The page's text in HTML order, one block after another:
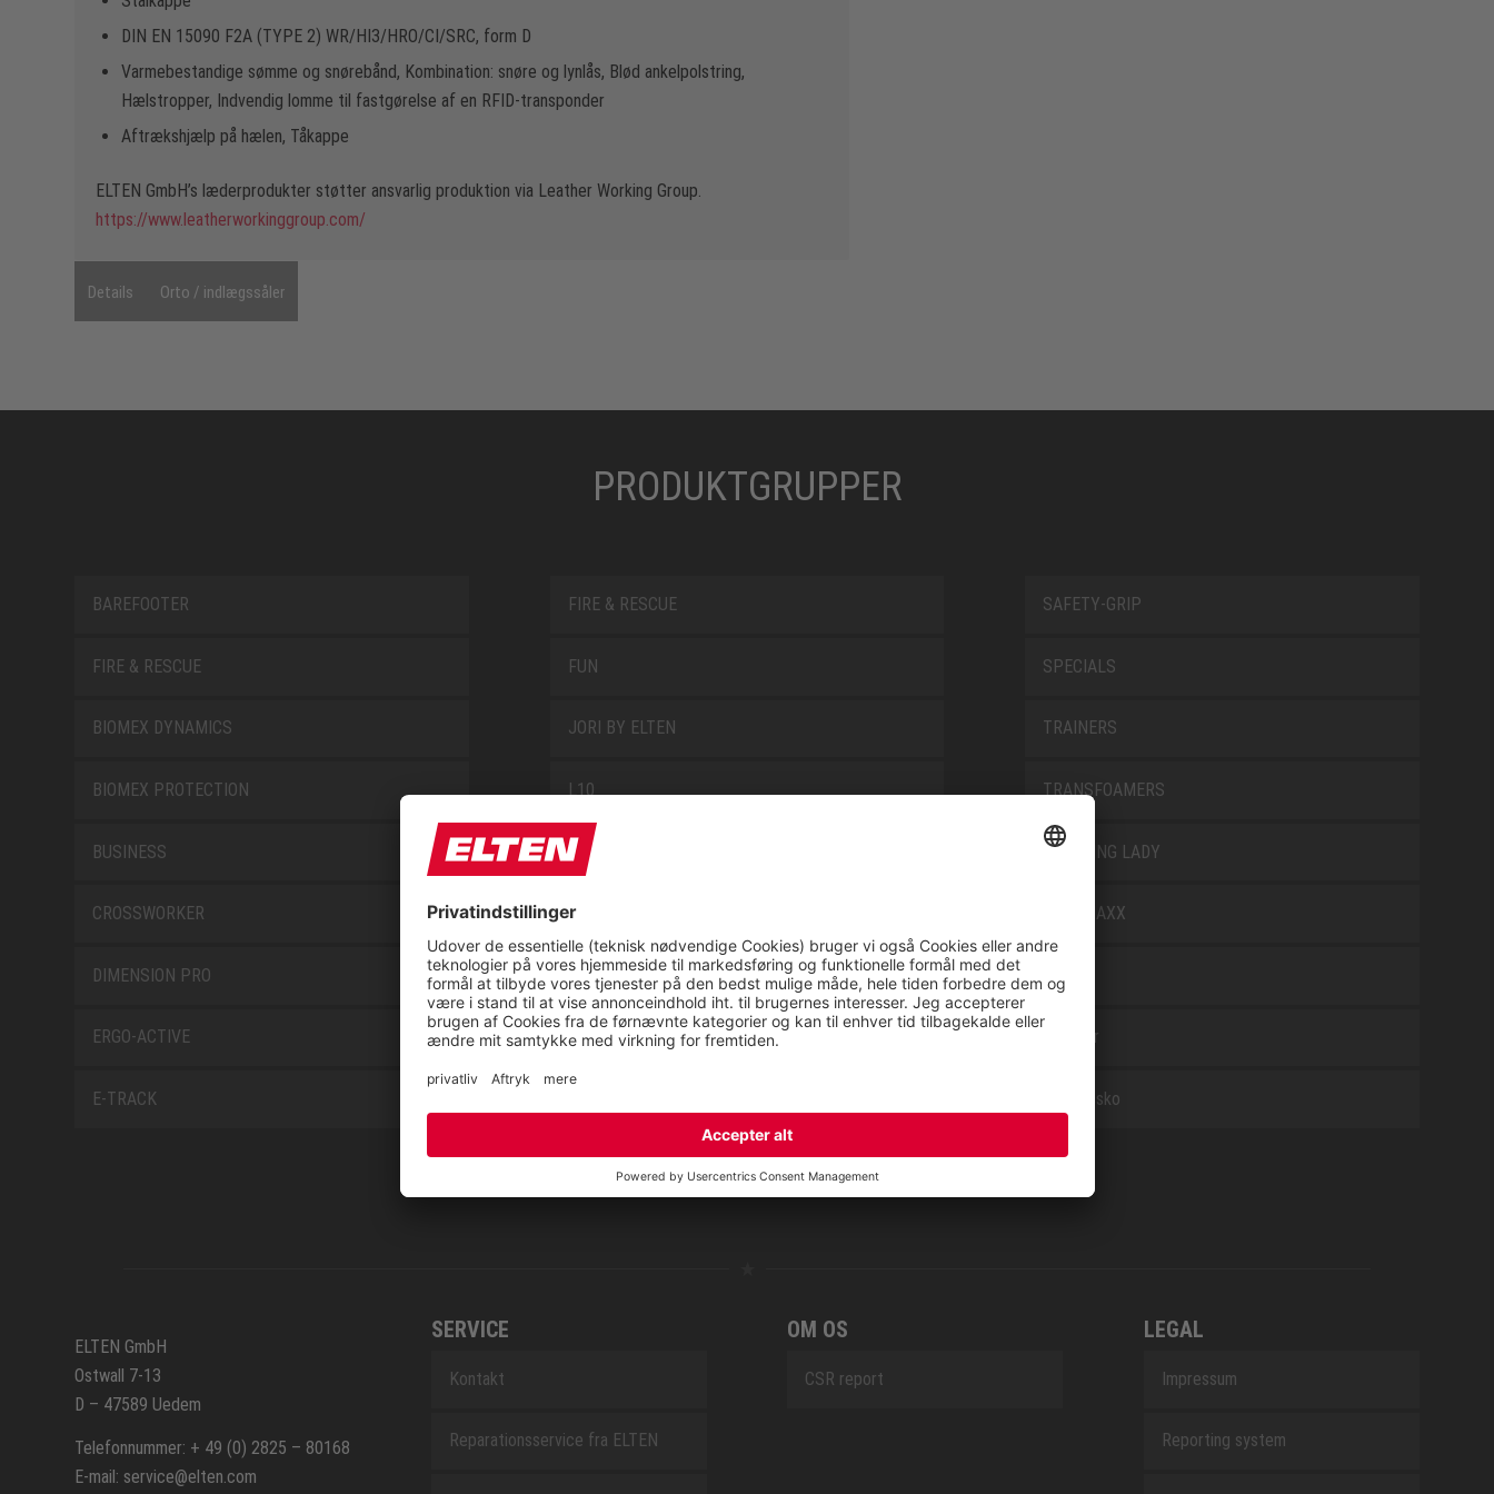
DIN EN 15090 F2A (TYPE 2) WR/HI3/HRO/CI/SRC, form D
Varmebestandige sømme og snørebånd, Kombination: snøre og lynlås, Blød ankelpolstring,
Hælstropper, Indvendig lomme til fastgørelse af en RFID-transponder
Aftrækshjælp på hælen, Tåkappe
ELTEN GmbH’s læderprodukter støtter ansvarlig produktion via Leather Working Group.
https://www.leatherworkinggroup.com/
Details Orto / indlægssåler
PRODUKTGRUPPER
BAREFOOTER
FIRE & RESCUE
BIOMEX DYNAMICS
BIOMEX PROTECTION
BUSINESS
CROSSWORKER
DIMENSION PRO
ERGO-ACTIVE
E-TRACK
FIRE & RESCUE
FUN
JORI BY ELTEN
L10
LOWA WORK COLLECTION
MISS L10
NEW CLASSICS
NOVA
SAFEGUARD
SAFETY-GRIP
SPECIALS
TRAINERS
TRANSFOAMERS
TREKKING LADY
WELLMAXX
Tilbehør
Arbejdssko
ELTEN GmbH
Ostwall 7-13
D – 47589 Uedem
Telefonnummer: + 49 (0) 2825 – 80168
E-mail: service@elten.com
SERVICE
Kontakt
Reparationsservice fra ELTEN
OM OS
CSR report
LEGAL
Impressum
Reporting system